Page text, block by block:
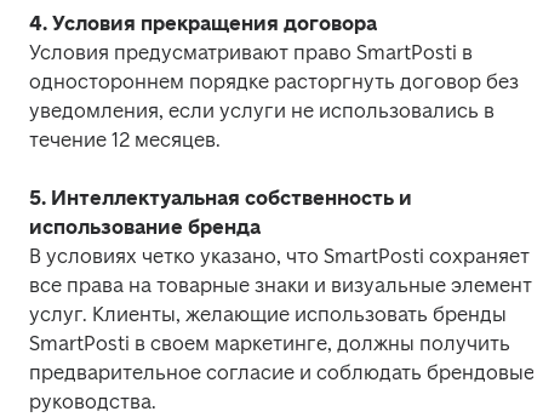
Условия предусматривают право SmartPosti в
одностороннем порядке расторгнуть договор без
уведомления, если услуги не использовались в
течение 12 месяцев.
5. Интеллектуальная собственность и
В условиях четко указано, что SmartPosti сохраняет
все права на товарные знаки и визуальные
услуг. Клиенты, желающие использовать бренды
SmartPosti в своем маркетинге, должны получить
предварительное согласие и соблюдать брендовые
руководства.